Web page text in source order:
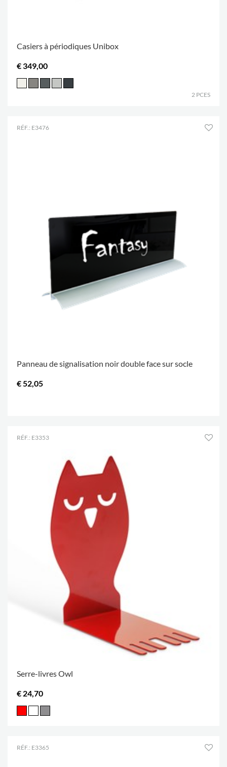
Casiers à périodiques Unibox
€ 349,00
2 PCES
RÉF.: E3476
Panneau de signalisation noir double face sur socle
€ 52,05
RÉF.: E3353
Serre-livres Owl
€ 24,70
RÉF.: E3365